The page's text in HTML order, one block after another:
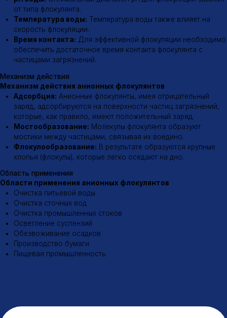
Поставка флокулянтов
ООО «МИК»
Продукция
Заказать флокулянты
О компании
Контакты
Неионогенные флокулянты
Флокулянты Магнафлок
Флокулянты Флопам
Флокулянты Зетаг
Флокулянты Праестол
Гипохлорит натрия
© 2026 ООО «МИК» Политика конфиденциальности
Разработка сайта